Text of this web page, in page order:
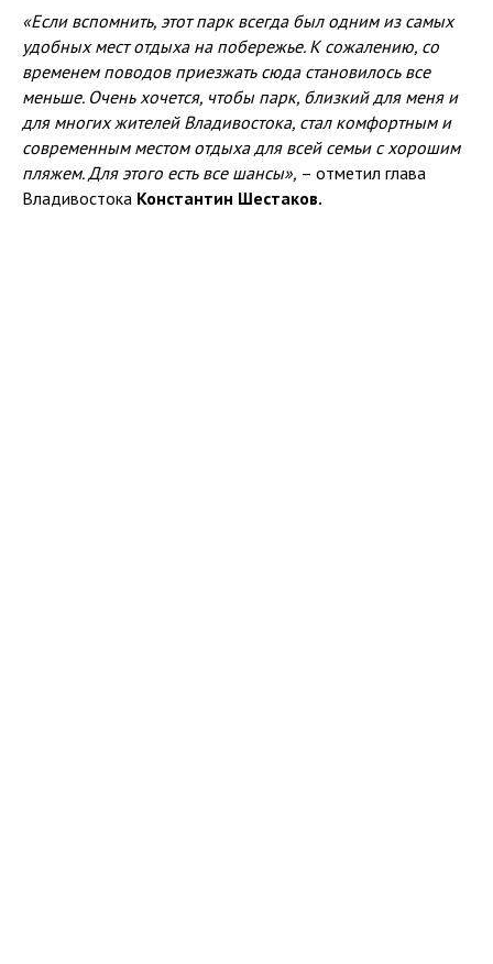
«Если вспомнить, этот парк всегда был одним из самых
удобных мест отдыха на побережье. К сожалению, со
временем поводов приезжать сюда становилось все
меньше. Очень хочется, чтобы парк, близкий для меня и
для многих жителей Владивостока, стал комфортным и
современным местом отдыха для всей семьи с хорошим
пляжем. Для этого есть все шансы», – отметил глава
Владивостока Константин Шестаков.